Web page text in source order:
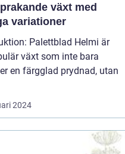
växt med
variationer
Palettblad Helmi är
växt som inte bara
en färgglad prydnad, utan
2024